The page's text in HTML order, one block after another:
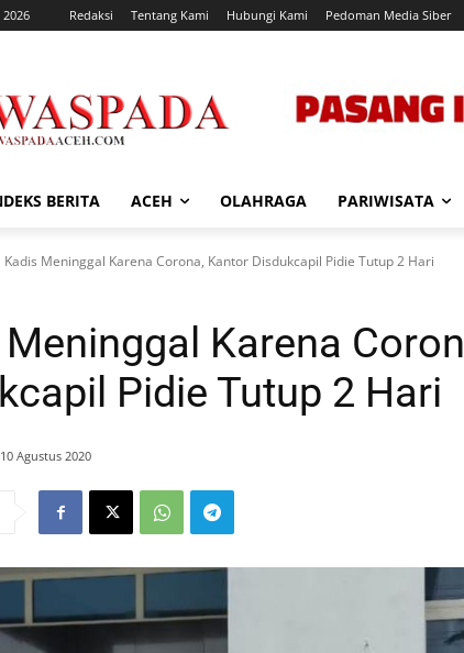
Redaksi Tentang Kami Hubungi Kami Pedoman Media Siber
BERITA ACEH OLAHRAGA PARIWISATA
Kadis Meninggal Karena Corona, Kantor Disdukcapil Pidie Tutup 2 Hari
Karena
Pidie Tutup 2 Hari
10 Agustus 2020